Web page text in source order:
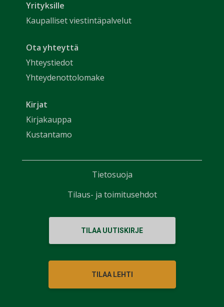
Yrityksille
Kaupalliset viestintäpalvelut
Ota yhteyttä
Yhteystiedot
Yhteydenottolomake
Kirjat
Kirjakauppa
Kustantamo
TILAA UUTISKIRJE
TILAA LEHTI
Tietosuoja
Tilaus- ja toimitusehdot